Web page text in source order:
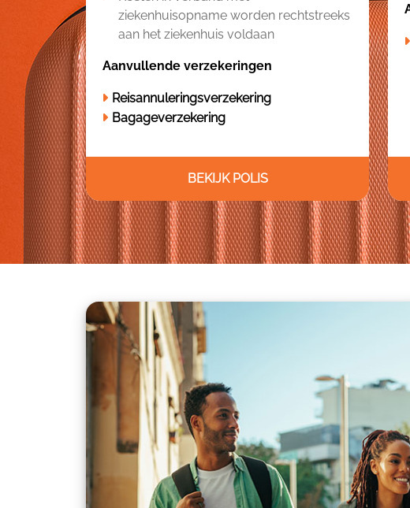
ziekenhuisopname worden rechtstreeks
aan het ziekenhuis voldaan
Aanvullende verzekeringen
Reisannuleringsverzekering
Bagageverzekering
BEKIJK POLIS